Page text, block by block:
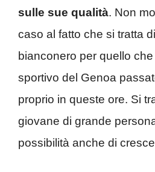
sulle sue qualità. Non
caso al fatto che si tratta
bianconero per quello che
sportivo del Genoa
proprio in queste ore. Si
giovane di grande
possibilità anche di